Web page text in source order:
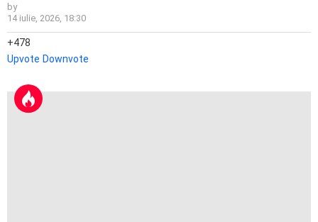
by
14 iulie, 2026, 18:30
478
Upvote Downvote